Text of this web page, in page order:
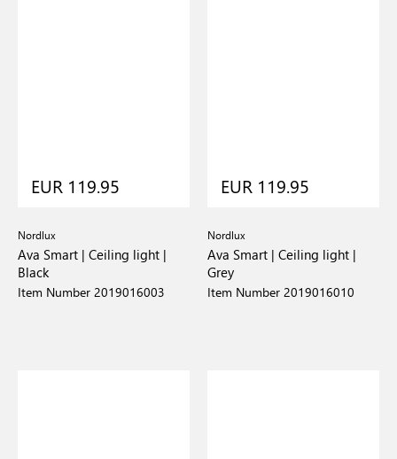
EUR 119.95
Nordlux
Ava Smart | Ceiling light |
Black
Item Number 2019016003
EUR 119.95
Nordlux
Ava Smart | Ceiling light |
Grey
Item Number 2019016010